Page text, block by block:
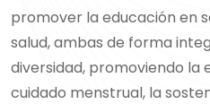
promover la educación en
salud, ambas de forma
diversidad, promoviendo la
cuidado menstrual, la